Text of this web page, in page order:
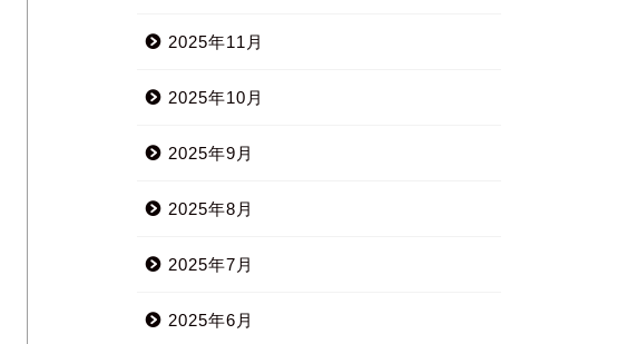
2025年11月
2025年10月
2025年9月
2025年8月
2025年7月
2025年6月